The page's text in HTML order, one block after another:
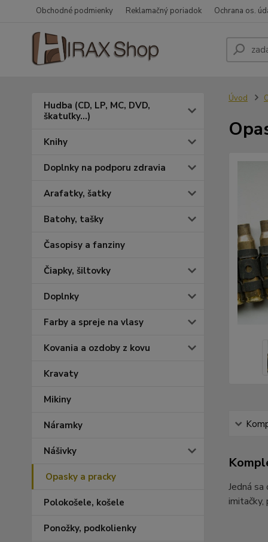
Obchodné podmienky Reklamačný poriadok Ochrana os.
Hudba (CD, LP, MC, DVD,
škatuľky...)
Knihy
Doplnky na podporu zdravia
Arafatky, šatky
Batohy, tašky
Časopisy a fanziny
Čiapky, šiltovky
Doplnky
Farby a spreje na vlasy
Kovania a ozdoby z kovu
Kravaty
Mikiny
Náramky
Nášivky
Opasky a pracky
Polokošele, košele
Ponožky, podkolienky
Úvod
Jedná
imitačky,